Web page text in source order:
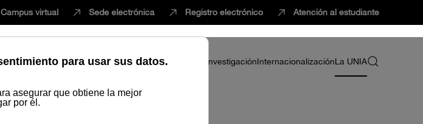
Campus virtual Sede electrónica Registro electrónico Atención al estudiante
EstudiarInnovaciónVida universitariaProfesorado InvestigaciónInternacionalizaciónLa UNIA